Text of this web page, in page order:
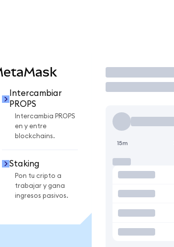
Intercambiar
PROPS
Intercambia PROPS
en y entre
blockchains.
Staking
Pon tu cripto a
trabajar y gana
ingresos pasivos.
Operar
15m